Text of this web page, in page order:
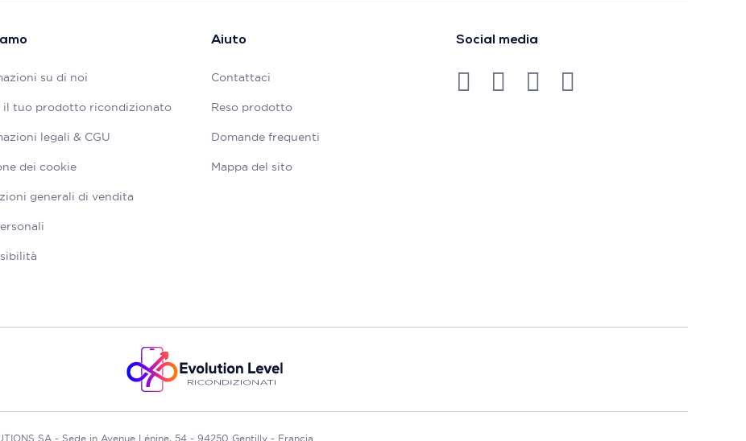
su di noi
il tuo prodotto ricondizionato
legali & CGU
dei cookie
generali di vendita
Aiuto
Contattaci
Reso prodotto
Domande frequenti
Mappa del sito
Social media
SA - Sede in Avenue Lénine, 54 - 94250 Gentilly - Francia